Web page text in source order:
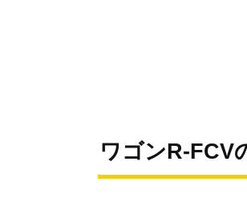
ワゴンR-FCV